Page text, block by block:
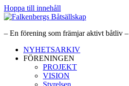
Hoppa till innehåll
– En förening som främjar aktivt båtliv –
NYHETSARKIV
FÖRENINGEN
PROJEKT
VISION
Styrelsen